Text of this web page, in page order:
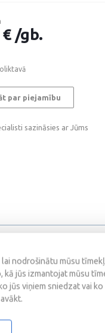
/gb.
par piejamību
sazināsies ar Jūms
nodrošinātu mūsu
jūs izmantojat mūsu
jūs viņiem sniedzat vai ko